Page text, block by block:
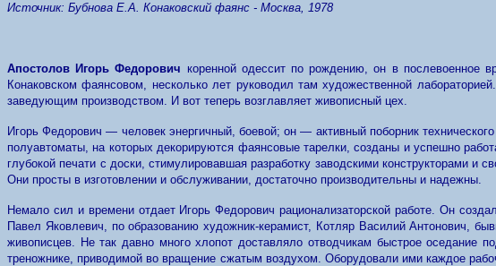
Источник: Бубнова Е.А. Конаковский фаянс - Москва, 1978
Апостолов Игорь Федорович коренной одессит по рождению, он в послевоенное
Конаковском фаянсовом, несколько лет руководил там художественной
заведующим производством. И вот теперь возглавляет живописный цех.
Игорь Федорович — человек энергичный, боевой; он — активный поборник
полуавтоматы, на которых декорируются фаянсовые тарелки, созданы и успешно
глубокой печати с доски, стимулировавшая разработку заводскими конструкторами
Они просты в изготовлении и обслуживании, достаточно производительны и надежны.
Немало сил и времени отдает Игорь Федорович рационализаторской работе. Он
Павел Яковлевич, по образованию художник-керамист, Котляр Василий Антонович,
живописцев. Не так давно много хлопот доставляло отводчикам быстрое оседание
треножнике, приводимой во вращение сжатым воздухом. Оборудовали ими каждое